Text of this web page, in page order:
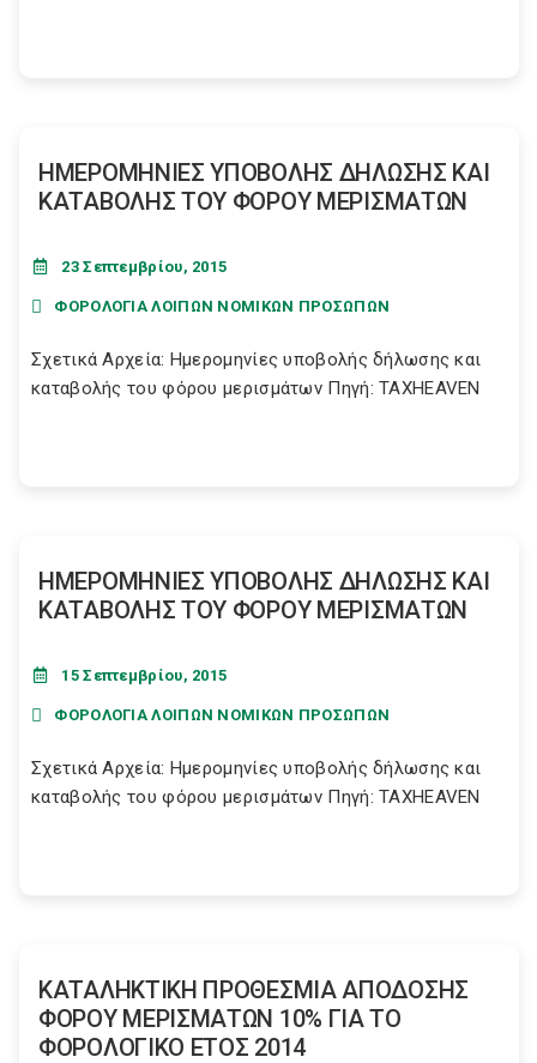
ΗΜΕΡΟΜΗΝΙΕΣ ΥΠΟΒΟΛΗΣ ΔΗΛΩΣΗΣ ΚΑΙ
ΚΑΤΑΒΟΛΗΣ ΤΟΥ ΦΟΡΟΥ ΜΕΡΙΣΜΑΤΩΝ
23 Σεπτεμβρίου, 2015
ΦΟΡΟΛΟΓΙΑ ΛΟΙΠΩΝ ΝΟΜΙΚΩΝ ΠΡΟΣΩΠΩΝ
Σχετικά Αρχεία: Ημερομηνίες υποβολής δήλωσης και
καταβολής του φόρου μερισμάτων Πηγή: TAXHEAVEN
ΗΜΕΡΟΜΗΝΙΕΣ ΥΠΟΒΟΛΗΣ ΔΗΛΩΣΗΣ ΚΑΙ
ΚΑΤΑΒΟΛΗΣ ΤΟΥ ΦΟΡΟΥ ΜΕΡΙΣΜΑΤΩΝ
15 Σεπτεμβρίου, 2015
ΦΟΡΟΛΟΓΙΑ ΛΟΙΠΩΝ ΝΟΜΙΚΩΝ ΠΡΟΣΩΠΩΝ
Σχετικά Αρχεία: Ημερομηνίες υποβολής δήλωσης και
καταβολής του φόρου μερισμάτων Πηγή: TAXHEAVEN
ΚΑΤΑΛΗΚΤΙΚΗ ΠΡΟΘΕΣΜΙΑ ΑΠΟΔΟΣΗΣ
ΦΟΡΟΥ ΜΕΡΙΣΜΑΤΩΝ 10% ΓΙΑ ΤΟ
ΦΟΡΟΛΟΓΙΚΟ ΕΤΟΣ 2014